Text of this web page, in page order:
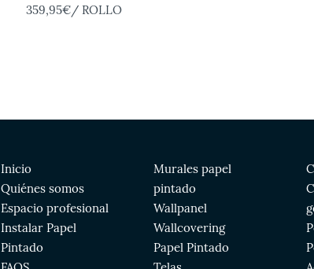
359,95€/ ROLLO
Inicio
Quiénes somos
Espacio profesional
Instalar Papel
Pintado
Murales papel
pintado
Wallpanel
Wallcovering
Papel Pintado